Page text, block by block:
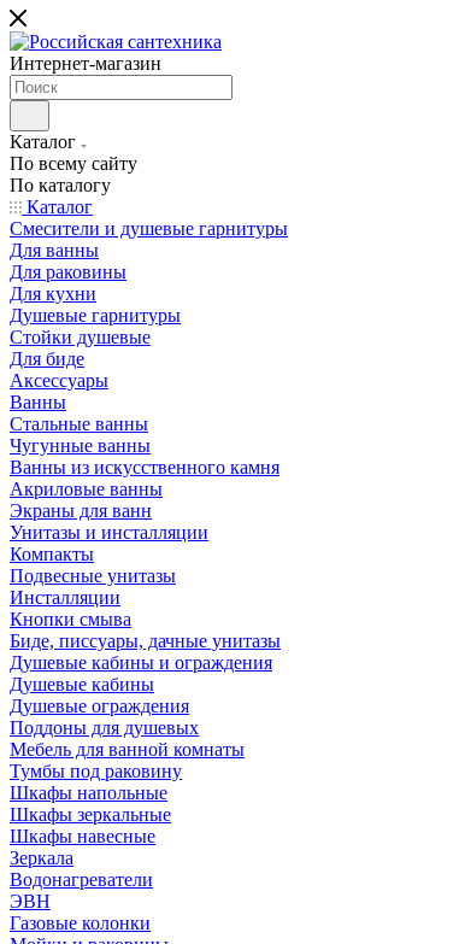
Интернет-магазин
Каталог
По всему сайту
По каталогу
Каталог
Смесители и душевые гарнитуры
Для ванны
Для раковины
Для кухни
Душевые гарнитуры
Стойки душевые
Для биде
Аксессуары
Ванны
Стальные ванны
Чугунные ванны
Ванны из искусственного камня
Акриловые ванны
Экраны для ванн
Унитазы и инсталляции
Компакты
Подвесные унитазы
Инсталляции
Кнопки смыва
Биде, писсуары, дачные унитазы
Душевые кабины и ограждения
Душевые кабины
Душевые ограждения
Поддоны для душевых
Мебель для ванной комнаты
Тумбы под раковину
Шкафы напольные
Шкафы зеркальные
Шкафы навесные
Зеркала
Водонагреватели
ЭВН
Газовые колонки